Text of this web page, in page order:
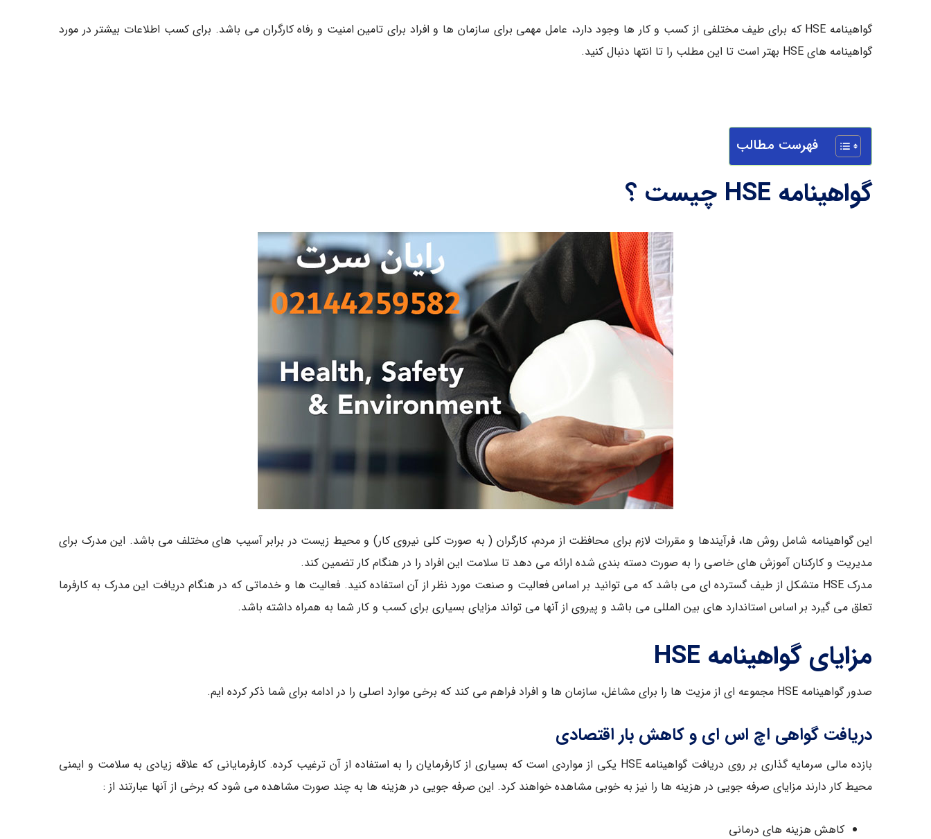
گواهینامه HSE که برای طیف مختلفی از کسب و کار ها وجود دارد، عامل مهمی برای سازمان ها و افراد برای تامین امنیت و رفاه کارگران می باشد. برای کسب اطلاعات بیشتر در مورد
گواهینامه های HSE بهتر است تا این مطلب را تا انتها دنبال کنید.
فهرست مطالب
گواهینامه HSE چیست ؟
این گواهینامه شامل روش ها، فرآیندها و مقررات لازم برای محافظت از مردم، کارگران ( به صورت کلی نیروی کار) و محیط زیست در برابر آسیب های مختلف می باشد. این مدرک برای
مدیریت و کارکنان آموزش های خاصی را به صورت دسته بندی شده ارائه می دهد تا سلامت این افراد را در هنگام کار تضمین کند.
مدرک HSE متشکل از طیف گسترده ای می باشد که می توانید بر اساس فعالیت و صنعت مورد نظر از آن استفاده کنید. فعالیت ها و خدماتی که در هنگام دریافت این مدرک به کارفرما
تعلق می گیرد بر اساس استاندارد های بین المللی می باشد و پیروی از آنها می تواند مزایای بسیاری برای کسب و کار شما به همراه داشته باشد.
مزایای گواهینامه HSE
صدور گواهینامه HSE مجموعه ای از مزیت ها را برای مشاغل، سازمان ها و افراد فراهم می کند که برخی موارد اصلی را در ادامه برای شما ذکر کرده ایم.
دریافت گواهی اچ اس ای و کاهش بار اقتصادی
بازده مالی سرمایه گذاری بر روی دریافت گواهینامه HSE یکی از مواردی است که بسیاری از کارفرمایان را به استفاده از آن ترغیب کرده. کارفرمایانی که علاقه زیادی به سلامت و ایمنی
محیط کار دارند مزایای صرفه جویی در هزینه ها را نیز به خوبی مشاهده خواهند کرد. این صرفه جویی در هزینه ها به چند صورت مشاهده می شود که برخی از آنها عبارتند از :
کاهش هزینه های درمانی